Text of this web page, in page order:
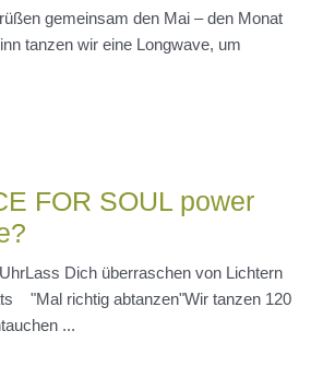
gemeinsam den Mai – den Monat
tanzen wir eine Longwave, um
FOR SOUL power
Dich überraschen von Lichtern
"Mal richtig abtanzen"Wir tanzen 120
...